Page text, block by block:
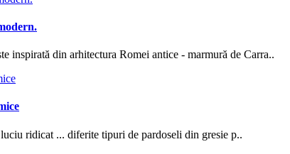
inspirată din arhitectura Romei antice - marmură de Carra..
ridicat ... diferite tipuri de pardoseli din gresie p..